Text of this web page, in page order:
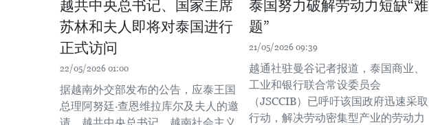
越共中央总书记、国家主席
苏林和夫人即将对泰国进行
正式访问
22/05/2026 01:00
据越南外交部发布的公告，应泰王国
总理阿努廷·查恩维拉库尔及夫人的邀
泰国努力破解劳动力短缺“难
题”
21/05/2026 09:39
越通社驻曼谷记者报道，泰国商业、
工业和银行联合常设委员会
（JSCCIB）已呼吁该国政府迅速采取
行动，解决劳动密集型产业的劳动力